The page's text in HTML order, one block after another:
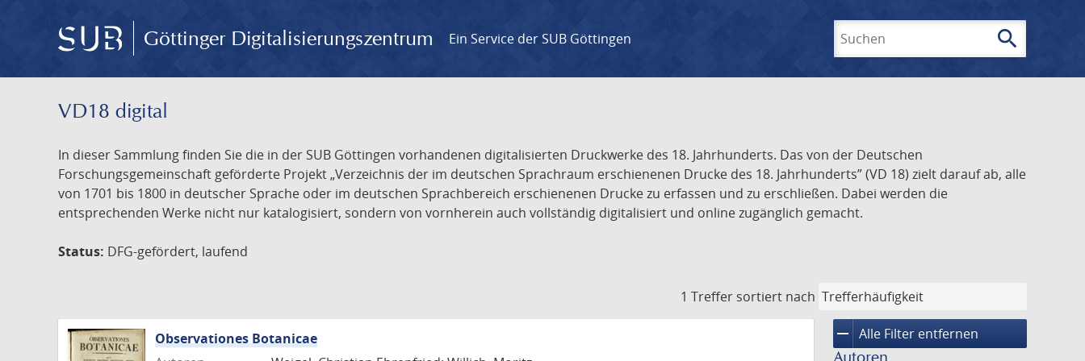
Göttinger Digitalisierungszentrum Ein Service der SUB Göttingen search
VD18 digital
In dieser Sammlung finden Sie die in der SUB Göttingen vorhandenen digitalisierten Druckwerke des 18. Jahrhunderts. Das von der Deutschen
Forschungsgemeinschaft geförderte Projekt „Verzeichnis der im deutschen Sprachraum erschienenen Drucke des 18. Jahrhunderts” (VD 18) zielt darauf ab, alle
von 1701 bis 1800 in deutscher Sprache oder im deutschen Sprachbereich erschienenen Drucke zu erfassen und zu erschließen. Dabei werden die
entsprechenden Werke nicht nur katalogisiert, sondern von vornherein auch vollständig digitalisiert und online zugänglich gemacht.
Status: DFG-gefördert, laufend
1 Treffer sortiert nach
remove Alle Filter entfernen
Observationes Botanicae